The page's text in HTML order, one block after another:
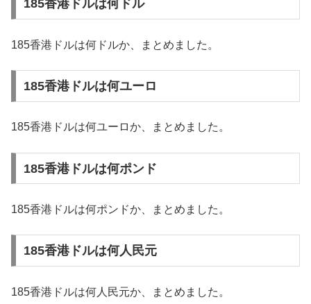
185香港ドルは何ドル
185香港ドルは何ドルか、まとめました。
185香港ドルは何ユーロ
185香港ドルは何ユーロか、まとめました。
185香港ドルは何ポンド
185香港ドルは何ポンドか、まとめました。
185香港ドルは何人民元
185香港ドルは何人民元か、まとめました。